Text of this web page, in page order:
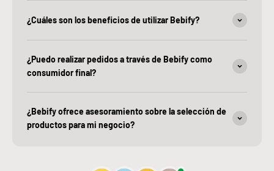
¿Cuáles son los beneficios de utilizar Bebify?
¿Puedo realizar pedidos a través de Bebify como
consumidor final?
¿Bebify ofrece asesoramiento sobre la selección de
productos para mi negocio?